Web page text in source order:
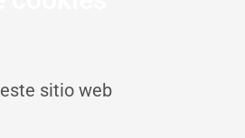
sitio web